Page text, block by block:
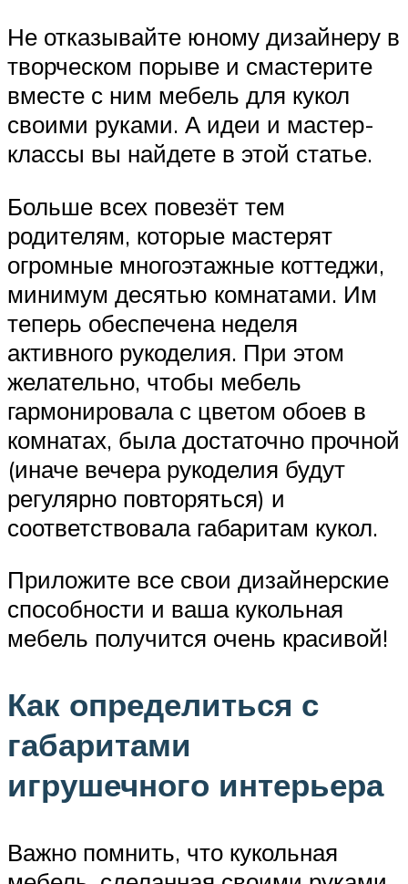
Не отказывайте юному дизайнеру в
творческом порыве и смастерите
вместе с ним мебель для кукол
своими руками. А идеи и мастер-
классы вы найдете в этой статье.
Больше всех повезёт тем
родителям, которые мастерят
огромные многоэтажные коттеджи,
минимум десятью комнатами. Им
теперь обеспечена неделя
активного рукоделия. При этом
желательно, чтобы мебель
гармонировала с цветом обоев в
комнатах, была достаточно прочной
(иначе вечера рукоделия будут
регулярно повторяться) и
соответствовала габаритам кукол.
Приложите все свои дизайнерские
способности и ваша кукольная
мебель получится очень красивой!
Как определиться с
габаритами
игрушечного интерьера
Важно помнить, что кукольная